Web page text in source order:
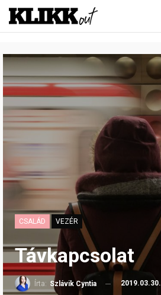
CSALÁD VEZÉR
Távkapcsolat
Írta: Szlávik Cyntia 2019.03.30.